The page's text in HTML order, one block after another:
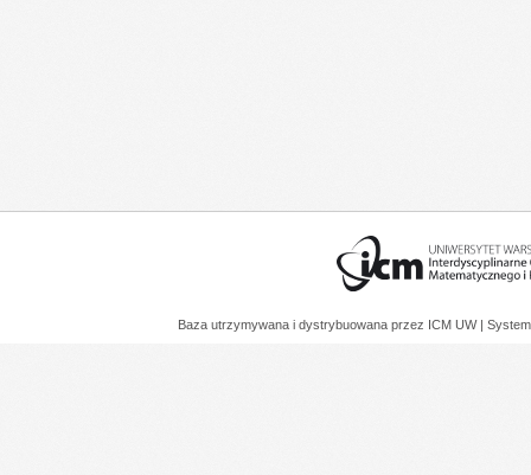
Baza utrzymywana i dystrybuowana przez ICM UW |